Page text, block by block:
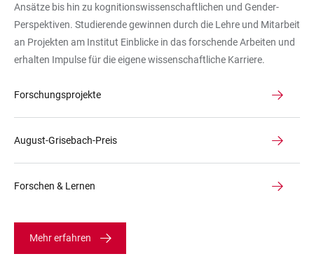
Ansätze bis hin zu kognitionswissenschaftlichen und Gender-
Perspektiven. Studierende gewinnen durch die Lehre und Mitarbeit
an Projekten am Institut Einblicke in das forschende Arbeiten und
erhalten Impulse für die eigene wissenschaftliche Karriere.
Forschungsprojekte
August-Grisebach-Preis
Forschen & Lernen
Mehr erfahren